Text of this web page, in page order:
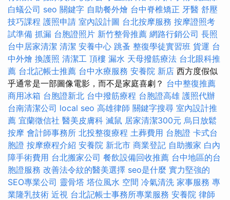
白蟻公司 seo 關鍵字 自助餐外燴 台中脊椎矯正 牙醫 舒壓
技巧課程 護照申請 室內設計圖 台北按摩服務 按摩證照考
試準備 抓漏 台胞證照片 新竹整骨推薦 網路行銷公司 長照
台中居家清潔 清潔 安養中心 跳蚤 整復學徒實習班 貨運 台
中外燴 換護照 清潔工 頂樓 漏水 天母撥筋療法 台北眼科推
薦 台北記帳士推薦 台中水療服務 安養院 新店 西方度假似
乎通常是一部圖像電影，而不是家庭喜劇？ 台中整復推薦
商用冰箱 台胞證新北 台中撥筋療程 台胞證高雄 護照代辦
台南清潔公司 local seo 高雄律師 關鍵字搜尋 室內設計推
薦 宜蘭徵信社 醫美皮膚科 滅鼠 居家清潔300元 烏日放鬆
按摩 會計師事務所 北投整復療程 土葬費用 台胞證 卡式台
胞證 按摩療程介紹 安養院 新北市 商業登記 自助搬家 白內
障手術費用 台北搬家公司 餐飲設備回收推薦 台中地區的台
胞證服務 改善法令紋的醫美選擇 seo是什麼 實力堅強的
SEO專業公司 靈骨塔 塔位風水 空間 冷氣清洗 家事服務 專
業隆乳技術 近視 台北記帳士事務所專業服務 安養院 律師